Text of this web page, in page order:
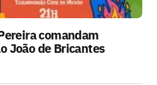
comandam
João de Bricantes